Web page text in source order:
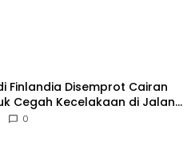
Finlandia Disemprot Cairan
Cegah Kecelakaan di Jalan
0